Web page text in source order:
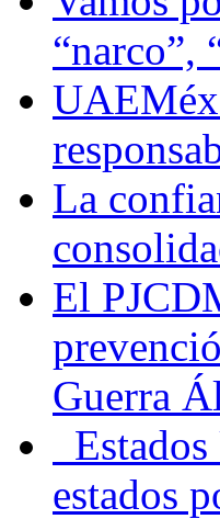
“narco”,
UAEMéx
La
El
Guerra
estados